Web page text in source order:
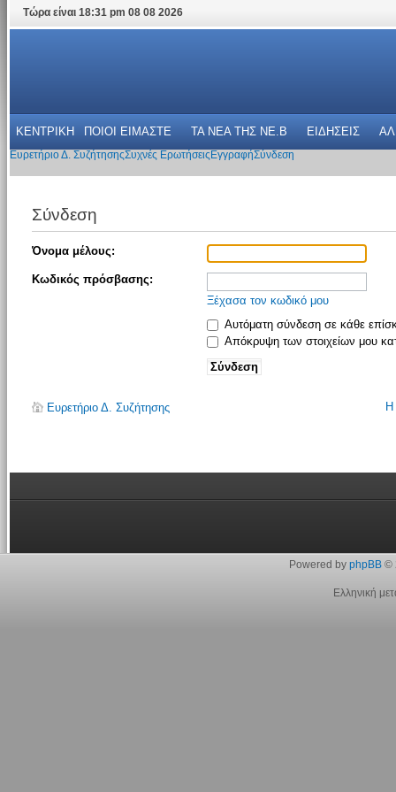
Τώρα είναι 18:31 pm 08 08 2026
ΚΕΝΤΡΙΚΗ ΠΟΙΟΙ ΕΙΜΑΣΤΕ ΤΑ ΝΕΑ THΣ NE.B ΕΙΔΗΣΕΙΣ
Ευρετήριο Δ. ΣυζήτησηςΣυχνές Ερωτήσεις ΕγγραφήΣύνδεση
Σύνδεση
Όνομα μέλους:
Κωδικός πρόσβασης:
Ξέχασα τον κωδικό μου
Αυτόματη σύνδεση σε κάθε
Απόκρυψη των στοιχείων μου
Ευρετήριο Δ. Συζήτησης Η
Powered by phpBB©
Ελληνική